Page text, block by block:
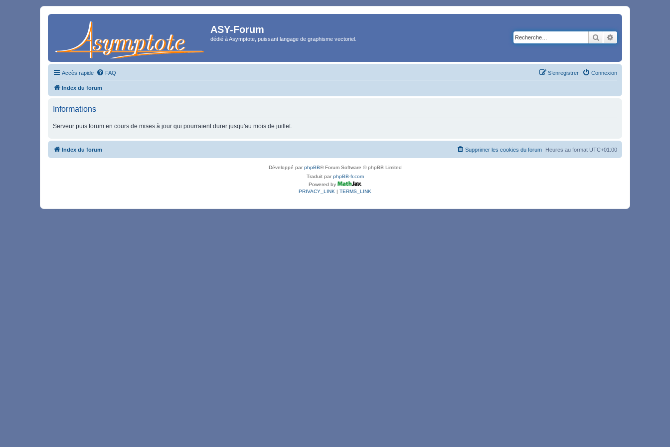
ASY-Forum
dédié à Asymptote, puissant langage de graphisme vectoriel. Rechercher
Accès rapide FAQ Connexion
S’enregistrer
Index du forum
Informations
Serveur puis forum en cours de mises à jour qui pourraient durer jusqu'au mois de juillet.
Index du forum Heures au format UTC+01:00
Supprimer les cookies du forum
Développé parphpBB® Forum Software © phpBB Limited
Traduit parphpBB-fr.com
Powered by
PRIVACY_LINK | TERMS_LINK